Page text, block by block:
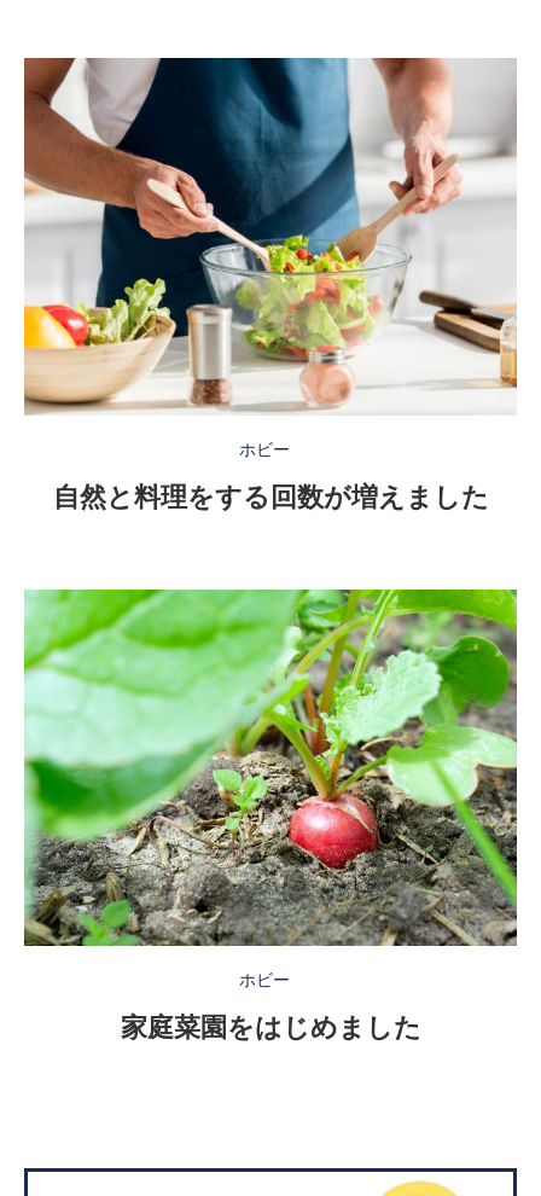
ホビー
自然と料理をする回数が増えました
ホビー
家庭菜園をはじめました